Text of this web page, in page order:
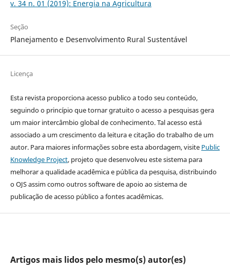
v. 34 n. 01 (2019): Energia na Agricultura
Seção
Planejamento e Desenvolvimento Rural Sustentável
Licença
Esta revista proporciona acesso publico a todo seu conteúdo,
seguindo o princípio que tornar gratuito o acesso a pesquisas gera
um maior intercâmbio global de conhecimento. Tal acesso está
associado a um crescimento da leitura e citação do trabalho de um
autor. Para maiores informações sobre esta abordagem, visite Public
Knowledge Project, projeto que desenvolveu este sistema para
melhorar a qualidade acadêmica e pública da pesquisa, distribuindo
o OJS assim como outros software de apoio ao sistema de
publicação de acesso público a fontes acadêmicas.
Artigos mais lidos pelo mesmo(s) autor(es)